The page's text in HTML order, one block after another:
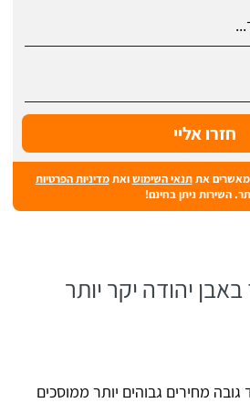
מאשרים אתתנאי השימושואתמדיניות הפרטיות
השירות ניתן בחינם!
יהודה יקר יותר
מחירים גבוהים יותר ממוסכים